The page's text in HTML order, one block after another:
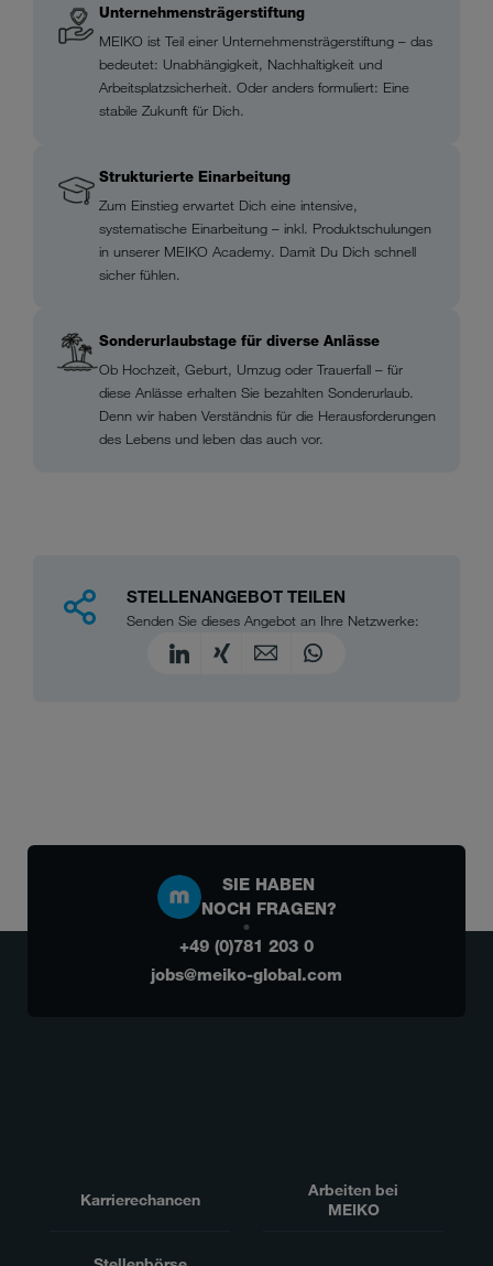
Unternehmensträgerstiftung
MEIKO ist Teil einer Unternehmensträgerstiftung – das
bedeutet: Unabhängigkeit, Nachhaltigkeit und
Arbeitsplatzsicherheit. Oder anders formuliert: Eine
stabile Zukunft für Dich.
Strukturierte Einarbeitung
Zum Einstieg erwartet Dich eine intensive,
systematische Einarbeitung – inkl. Produktschulungen
in unserer MEIKO Academy. Damit Du Dich schnell
sicher fühlen.
Sonderurlaubstage für diverse Anlässe
Ob Hochzeit, Geburt, Umzug oder Trauerfall – für
diese Anlässe erhalten Sie bezahlten Sonderurlaub.
Denn wir haben Verständnis für die Herausforderungen
des Lebens und leben das auch vor.
STELLENANGEBOT TEILEN
Senden Sie dieses Angebot an Ihre Netzwerke:
SIE HABEN
NOCH FRAGEN?
+49 (0)781 203 0
jobs@meiko-global.com
Karrierechancen
Arbeiten bei
MEIKO